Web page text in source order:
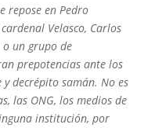
repose en Pedro
Velasco, Carlos
o un grupo de
prepotencias ante los
decrépito samán. No es
las ONG, los medios de
institución, por